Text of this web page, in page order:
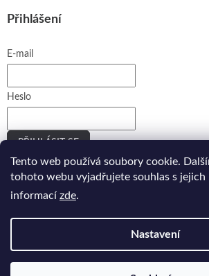
Tento web používá soubory cookie.
tohoto webu vyjadřujete souhlas s jejich
informací zde.
Nastavení
Přihlášení
E-mail
Heslo
PŘIHLÁSIT SE
Nová registraceZapomenuté heslo
VytvořiloLer.studio